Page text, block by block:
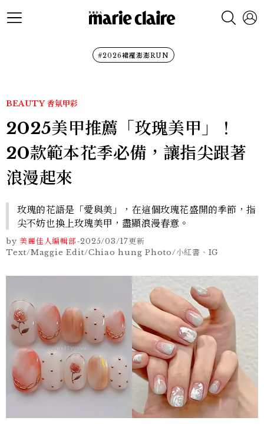
#2026裙襬澎澎RUN
BEAUTY 香氛甲彩
2025美甲推薦「玫瑰美甲」！
20款範本花季必備，讓指尖跟著
浪漫起來
玫瑰的花語是「愛與美」，在這個玫瑰花盛開的季節，指
尖不妨也換上玫瑰美甲，盡顯浪漫春意。
by 美麗佳人編輯部-2025/03/17更新
Text/Maggie Edit/Chiao hung Photo/小紅書、IG